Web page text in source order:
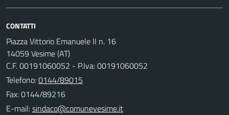
CONTATTI
Piazza Vittorio Emanuele II n. 16
14059 Vesime (AT)
C.F. 00191060052 - P.Iva: 00191060052
Telefono:0144/89015
Fax: 0144/89216
E-mail: